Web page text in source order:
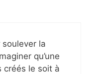
soulever la
qu’une
créés le soit à